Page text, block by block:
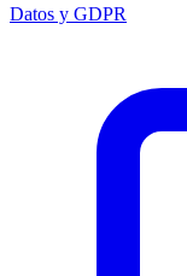
Datos y GDPR